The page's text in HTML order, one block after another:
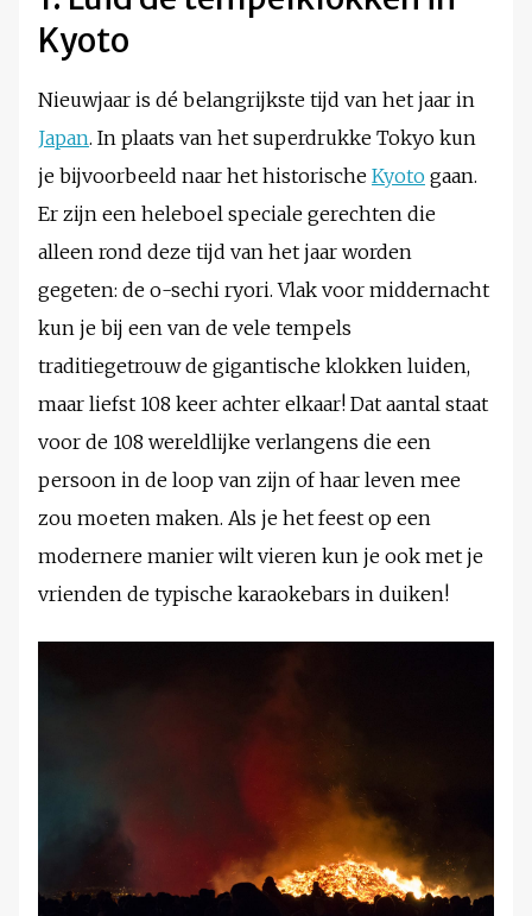
Kyoto
Nieuwjaar is dé belangrijkste tijd van het jaar in
Japan. In plaats van het superdrukke Tokyo kun
je bijvoorbeeld naar het historische Kyoto gaan.
Er zijn een heleboel speciale gerechten die
alleen rond deze tijd van het jaar worden
gegeten: de o-sechi ryori. Vlak voor middernacht
kun je bij een van de vele tempels
traditiegetrouw de gigantische klokken luiden,
maar liefst 108 keer achter elkaar! Dat aantal staat
voor de 108 wereldlijke verlangens die een
persoon in de loop van zijn of haar leven mee
zou moeten maken. Als je het feest op een
modernere manier wilt vieren kun je ook met je
vrienden de typische karaokebars in duiken!